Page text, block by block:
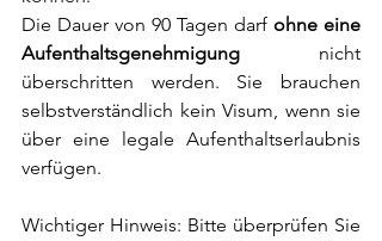
Die Dauer von 90 Tagen darf ohne eine
Aufenthaltsgenehmigung nicht
überschritten werden. Sie brauchen
selbstverständlich kein Visum, wenn sie
über eine legale Aufenthaltserlaubnis
verfügen.
Wichtiger Hinweis: Bitte überprüfen Sie